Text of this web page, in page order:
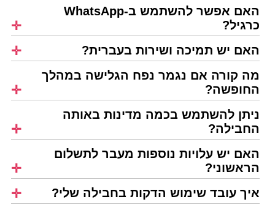
האם אפשר להשתמש ב-WhatsApp
כרגיל?
האם יש תמיכה ושירות בעברית?
מה קורה אם נגמר נפח הגלישה במהלך
החופשה?
ניתן להשתמש בכמה מדינות באותה
החבילה?
האם יש עלויות נוספות מעבר לתשלום
הראשוני?
איך עובד שימוש הדקות בחבילה שלי?